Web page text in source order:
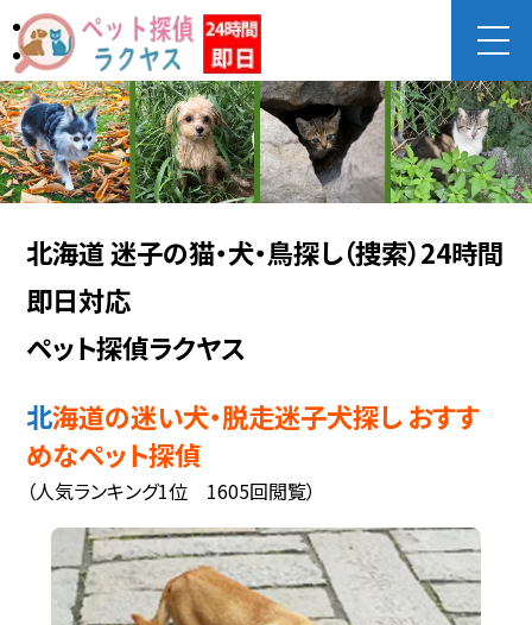
北海道 迷子の猫・犬・鳥探し（捜索）24時間
即日対応
ペット探偵ラクヤス
北海道の迷い犬・脱走迷子犬探し おすす
めなペット探偵
（人気ランキング1位 1605回閲覧）